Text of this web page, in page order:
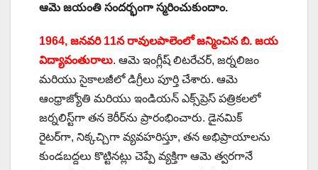
ఆమె జయంతి సందర్భంగా స్మరించుకుందాం.
1964, జనవరి 11న రావులపాలెంలో జన్మించిన బి. జయ
విద్యావంతురాలు. ఆమె ఇంగ్లీష్ లిటరేచర్, జర్నలిజం
మరియు సైకాలజీలో డిగ్రీలు పూర్తి చేశారు. ఆమె
ఆంధ్రాజ్యోతి మరియు ఇండియన్ ఎక్స్‌ప్రెస్ పత్రికలలో
జర్నలిస్ట్‌గా తన కెరీర్‌ను ప్రారంభించారు. డైనమిక్
రైటర్‌గా, నిక్కచ్చిగా వ్యవహరిస్తూ, తన అభిప్రాయాలను
కుండబద్దలు కొట్టినట్లు చెప్పే వ్యక్తిగా ఆమె త్వరగానే